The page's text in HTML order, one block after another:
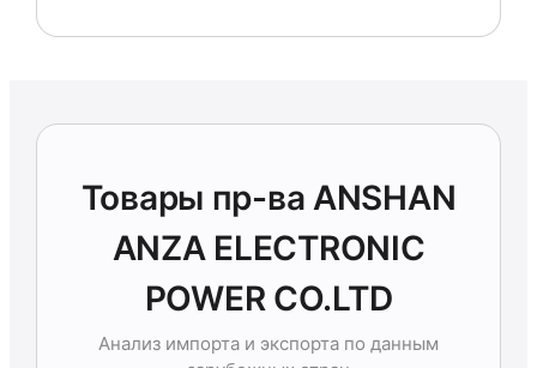
Товары пр-ва ANSHAN
ANZA ELECTRONIC
POWER CO.LTD
Анализ импорта и экспорта по данным